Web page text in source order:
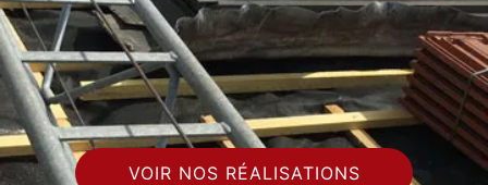
VOIR NOS RÉALISATIONS